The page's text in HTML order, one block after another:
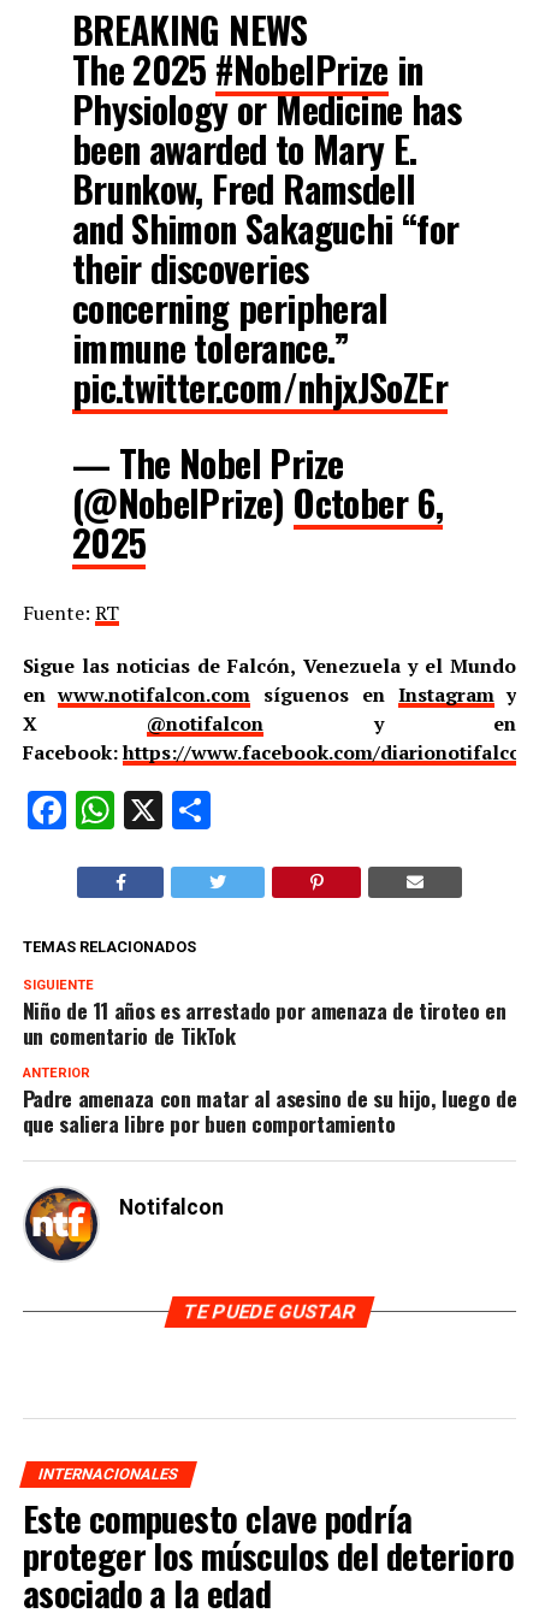
BREAKING NEWS
The 2025 #NobelPrize in
Physiology or Medicine has
been awarded to Mary E.
Brunkow, Fred Ramsdell
and Shimon Sakaguchi “for
their discoveries
concerning peripheral
immune tolerance.”
pic.twitter.com/nhjxJSoZEr
— The Nobel Prize
(@NobelPrize) October 6,
2025
Fuente: RT
Sigue las noticias de Falcón, Venezuela y el Mundo
enwww.notifalcon.com síguenos en Instagramy
X @notifalcon y en
Facebook:https://www.facebook.com/
Facebook
WhatsApp
X Compartir
TEMAS RELACIONADOS
SIGUIENTE
Niño de 11 años es arrestado por amenaza de tiroteo en
un comentario de TikTok
ANTERIOR
Padre amenaza con matar al asesino de su hijo, luego de
que saliera libre por buen comportamiento
Notifalcon
TE PUEDE GUSTAR
INTERNACIONALES
Este compuesto clave podría
proteger los músculos del deterioro
asociado a la edad